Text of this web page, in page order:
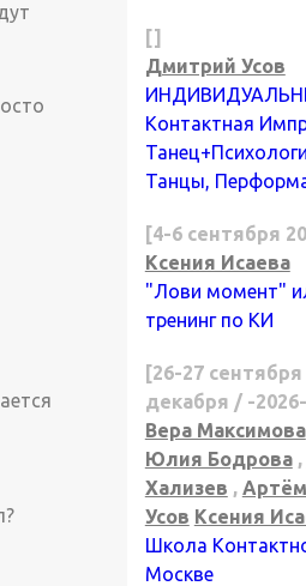
[]
Дмитрий Усов
Контактная
Танцы,
[4-6 сентября
Ксения Исаева
"Лови момент"
тренинг по КИ
[26-27
декабря / -
Вера Максимова
Юлия Бодрова,
Хализев ,
Усов Ксения
Школа
Москве